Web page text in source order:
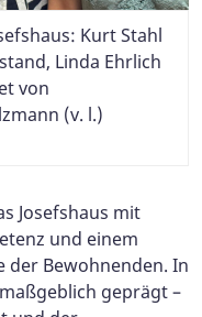
Kurt Stahl
Linda Ehrlich
von
(v. l.)
Josefshaus mit
und einem
der Bewohnenden. In
geprägt –